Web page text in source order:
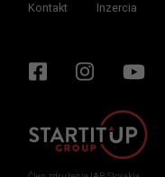
Kontakt Inzercia